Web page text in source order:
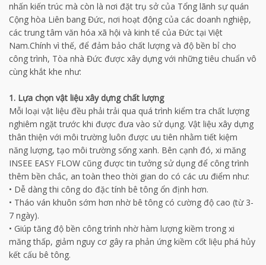
nhấn kiến trúc mà còn là nơi đặt trụ sở của Tổng lãnh sự quán
Cộng hòa Liên bang Đức, nơi hoạt động của các doanh nghiệp,
các trung tâm văn hóa xã hội và kinh tế của Đức tại Việt
Nam.Chính vì thế, để đảm bảo chất lượng và độ bền bỉ cho
công trình, Tòa nhà Đức được xây dựng với những tiêu chuẩn vô
cùng khắt khe như:
1. Lựa chọn vật liệu xây dựng chất lượng
Mỗi loại vật liệu đều phải trải qua quá trình kiểm tra chất lượng
nghiêm ngặt trước khi được đưa vào sử dụng. Vật liệu xây dựng
thân thiện với môi trường luôn được ưu tiên nhằm tiết kiệm
năng lượng, tạo môi trường sống xanh. Bên cạnh đó, xi măng
INSEE EASY FLOW cũng được tin tưởng sử dụng để công trình
thêm bền chắc, an toàn theo thời gian do có các ưu điểm như:
• Dễ dàng thi công do đặc tính bê tông ổn định hơn.
• Tháo ván khuôn sớm hơn nhờ bê tông có cường độ cao (từ 3-
7 ngày).
• Giúp tăng độ bền công trình nhờ hàm lượng kiềm trong xi
măng thấp, giảm nguy cơ gây ra phản ứng kiềm cốt liệu phá hủy
kết cấu bê tông.